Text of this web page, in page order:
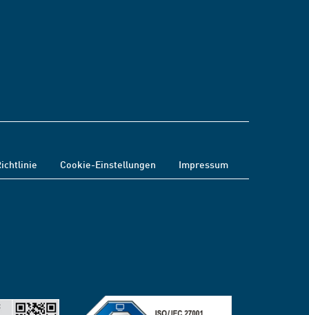
Cookie-Einstellungen Impressum